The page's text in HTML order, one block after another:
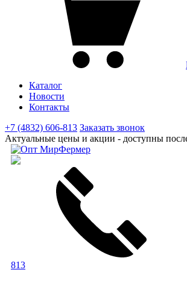
Каталог
Новости
Контакты
+7 (4832) 606-813 Заказать звонок
Актуальные цены и акции - доступны
813